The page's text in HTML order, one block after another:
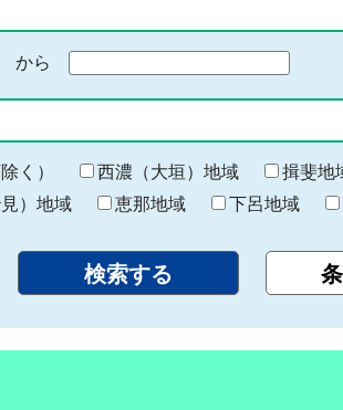
から
終
わ
り
く） 西濃（大垣）地域 揖斐地
）地域 恵那地域 下呂地域